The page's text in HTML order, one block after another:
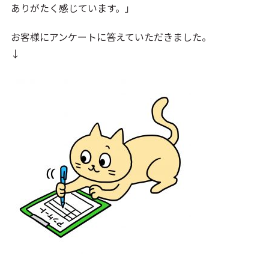
ありがたく感じています。」
お客様にアンケートに答えていただきました。
↓